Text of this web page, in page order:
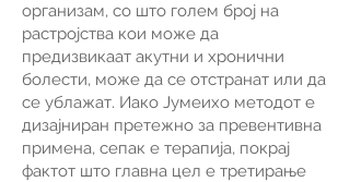
организам, со што голем број на
растројства кои може да
предизвикаат акутни и хронични
болести, може да се отстранат или да
се ублажат. Иако Јумеихо методот е
дизајниран претежно за превeнтивна
примена, сепак е терапија, покрај
фактот што главна цел е третирање